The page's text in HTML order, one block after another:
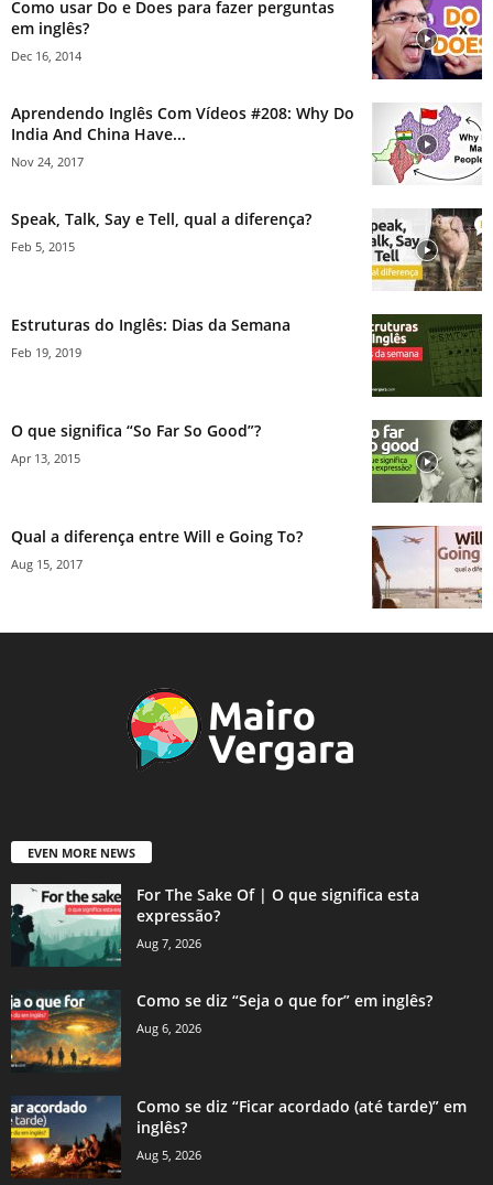
Como usar Do e Does para fazer perguntas
em inglês?
Dec 16, 2014
Aprendendo Inglês Com Vídeos #208: Why Do
India And China Have...
Nov 24, 2017
Speak, Talk, Say e Tell, qual a diferença?
Feb 5, 2015
Estruturas do Inglês: Dias da Semana
Feb 19, 2019
O que significa “So Far So Good”?
Apr 13, 2015
Qual a diferença entre Will e Going To?
Aug 15, 2017
EVEN MORE NEWS
For The Sake Of | O que significa esta
expressão?
Aug 7, 2026
Como se diz “Seja o que for” em inglês?
Aug 6, 2026
Como se diz “Ficar acordado (até tarde)” em
inglês?
Aug 5, 2026